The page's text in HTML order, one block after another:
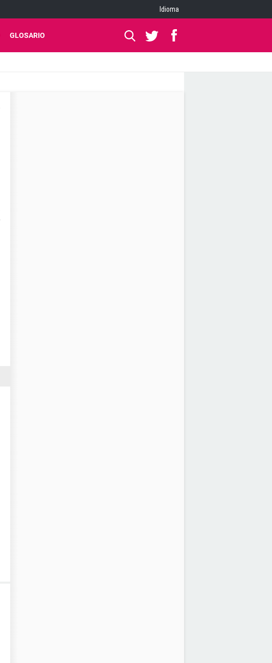
Idioma
GLOSARIO